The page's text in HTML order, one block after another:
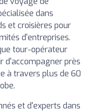
dans
et croisières pour
d'entreprises.
tour-opérateur
d'accompagner près
à travers plus de 60
et d'experts dans